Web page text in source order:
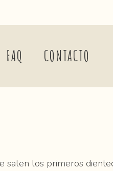
FAQ CONTACTO
salen los primeros